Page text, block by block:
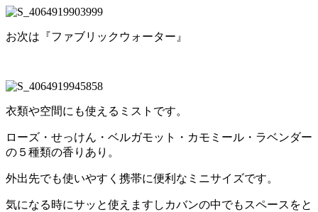
お次は『ファブリックウォーター』
衣類や空間にも使えるミストです。
ローズ・せっけん・ベルガモット・カモミール・ラベンダー
の５種類の香りあり。
外出先でも使いやすく携帯に便利なミニサイズです。
気になる時にサッと使えますしカバンの中でもスペースをと